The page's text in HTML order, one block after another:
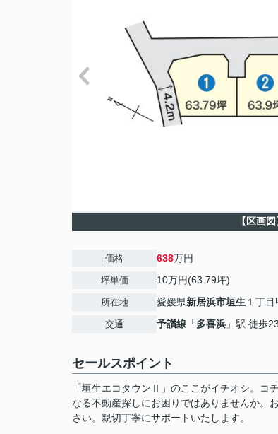
【区画図
価格 638万円
坪単価 10万円(63.79坪)
所在地 愛媛県新居浜市垣生 １丁
交通 予讃線 「多喜浜 」駅 徒歩
セールスポイント
「垣生エコタウンⅡ」のここがイチオシ。コ
なる不動産探しにお困りではありませんか。
さい。親切丁寧にサポートいたします。